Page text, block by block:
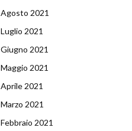
Agosto 2021
Luglio 2021
Giugno 2021
Maggio 2021
Aprile 2021
Marzo 2021
Febbraio 2021